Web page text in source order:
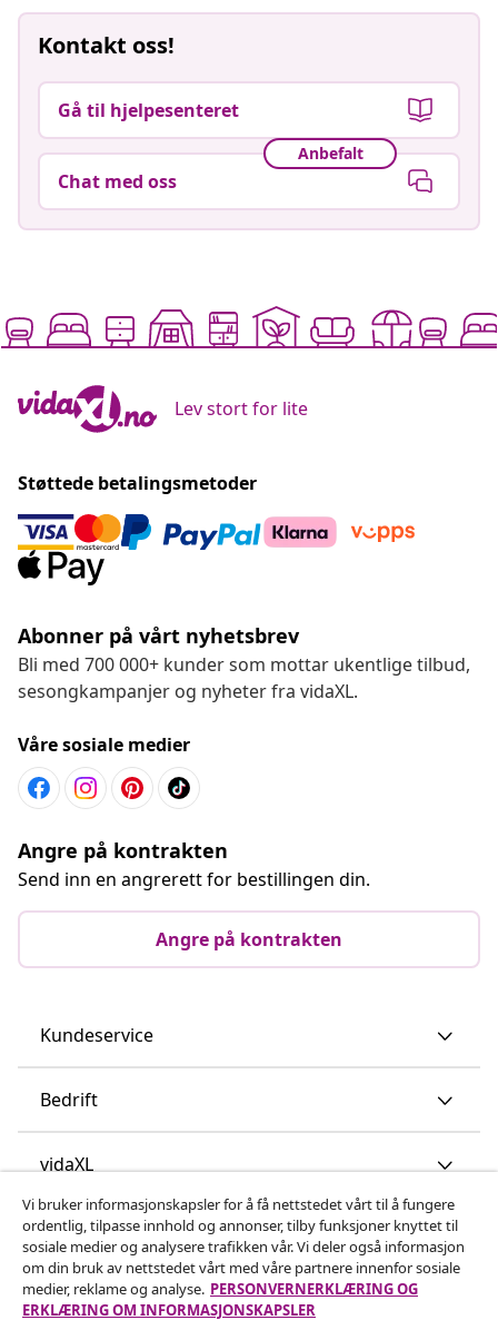
Kontakt oss!
Gå til hjelpesenteret
Anbefalt
Chat med oss
Lev stort for lite
Støttede betalingsmetoder
Abonner på vårt nyhetsbrev
Bli med 700 000+ kunder som mottar ukentlige tilbud,
sesongkampanjer og nyheter fra vidaXL.
Våre sosiale medier
Angre på kontrakten
Send inn en angrerett for bestillingen din.
Angre på kontrakten
Kundeservice
Bedrift
vidaXL
Oppdag mer
Vi bruker informasjonskapsler for å få nettstedet vårt til å fungere
ordentlig, tilpasse innhold og annonser, tilby funksjoner knyttet til
sosiale medier og analysere trafikken vår. Vi deler også informasjon
om din bruk av nettstedet vårt med våre partnere innenfor sosiale
medier, reklame og analyse. PERSONVERNERKLÆRING OG
ERKLÆRING OM INFORMASJONSKAPSLER